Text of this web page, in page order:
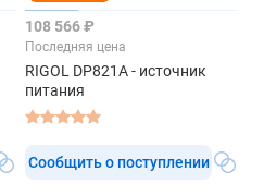
108 566 ₽
Последняя цена
RIGOL DP821A - источник
питания
Сообщить о поступлении